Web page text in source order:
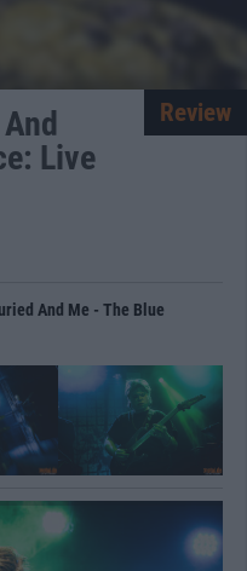
Live
Review
And Me - The Blue